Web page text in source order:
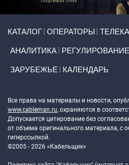
КАТАЛОГ ОПЕРАТОРЫ
АНАЛИТИКА РЕГУЛИРОВАНИЕ
ЗАРУБЕЖЬЕ КАЛЕНДАРЬ
Все права на материалы и новости,
www.cableman.ru, охраняются в
Допускается цитирование без
от объема оригинального материала, с
гиперссылкой.
©2005 - 2026 «Кабельщик»